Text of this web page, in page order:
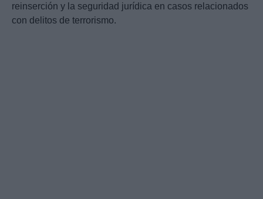
reinserción y la seguridad jurídica en casos relacionados
con delitos de terrorismo.